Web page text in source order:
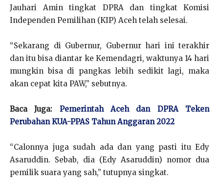
Jauhari Amin tingkat DPRA dan tingkat Komisi
Independen Pemilihan (KIP) Aceh telah selesai.
“Sekarang di Gubernur, Gubernur hari ini terakhir
dan itu bisa diantar ke Kemendagri, waktunya 14 hari
mungkin bisa di pangkas lebih sedikit lagi, maka
akan cepat kita PAW,” sebutnya.
Baca Juga: Pemerintah Aceh dan DPRA Teken
Perubahan KUA-PPAS Tahun Anggaran 2022
“Calonnya juga sudah ada dan yang pasti itu Edy
Asaruddin. Sebab, dia (Edy Asaruddin) nomor dua
pemilik suara yang sah,” tutupnya singkat.